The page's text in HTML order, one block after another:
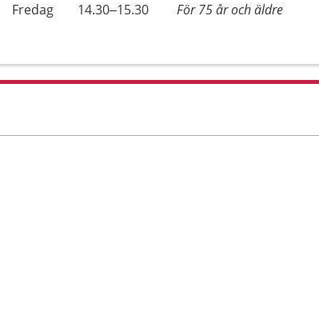
Fredag
14.30–15.30 För 75 år och äldre